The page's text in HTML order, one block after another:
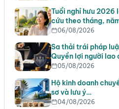
Tuổi nghỉ hưu 2026
cứu theo tháng,
06/08/2026
Sa thải trái pháp
Quyền lợi người lao
05/08/2026
Hộ kinh doanh
sơ và lưu ý…
04/08/2026